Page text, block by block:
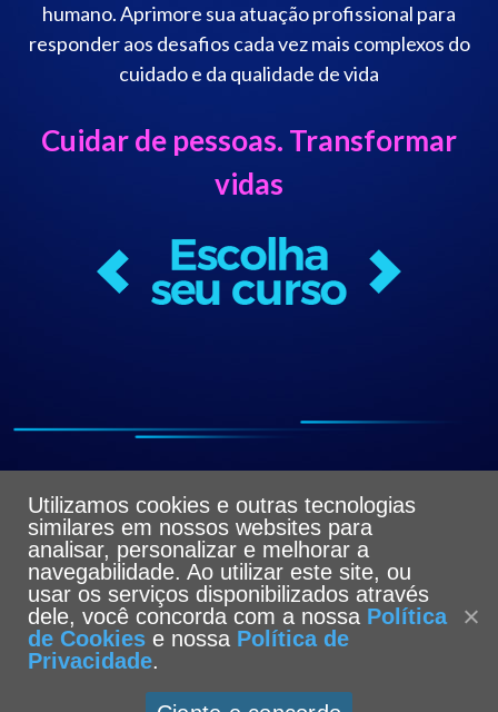
humano. Aprimore sua atuação profissional para
responder aos desafios cada vez mais complexos do
cuidado e da qualidade de vida
Cuidar de pessoas. Transformar
vidas
Utilizamos cookies e outras tecnologias
similares em nossos websites para
analisar, personalizar e melhorar a
navegabilidade. Ao utilizar este site, ou
usar os serviços disponibilizados através
dele, você concorda com a nossa Política
de Cookies e nossa Política de
Privacidade.